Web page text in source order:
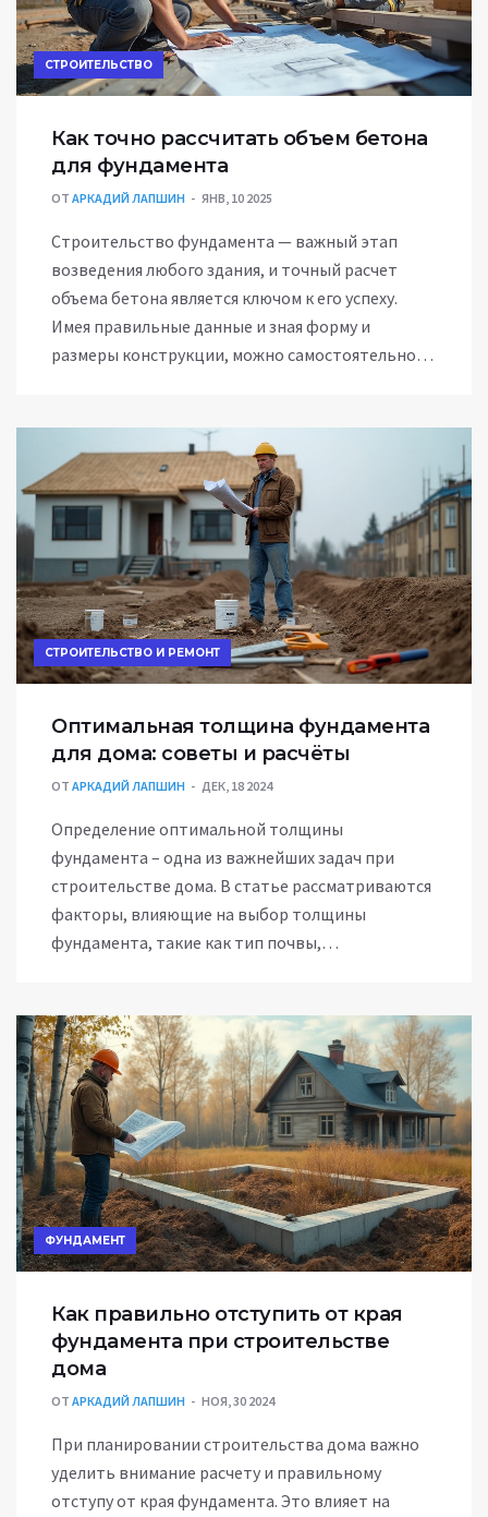
СТРОИТЕЛЬСТВО
Как точно рассчитать объем бетона
для фундамента
ОТ АРКАДИЙ ЛАПШИН ЯНВ, 10 2025
Строительство фундамента — важный этап
возведения любого здания, и точный расчет
объема бетона является ключом к его успеху.
Имея правильные данные и зная форму и
размеры конструкции, можно самостоятельно
также сэкономить время и деньги. В статье
рассматриваются простые способы расчета,
которые доступны даже новичкам.
СТРОИТЕЛЬСТВО И РЕМОНТ
Оптимальная толщина фундамента
для дома: советы и расчёты
ОТ АРКАДИЙ ЛАПШИН ДЕК, 18 2024
Определение оптимальной толщины
фундамента – одна из важнейших задач при
строительстве дома. В статье рассматриваются
факторы, влияющие на выбор толщины
фундамента, такие как тип почвы,
для самостоятельного расчёта фундамента.
Узнайте, как избежать распространённых
ошибок и увеличить долговечность вашего
дома.
ФУНДАМЕНТ
Как правильно отступить от края
фундамента при строительстве
дома
ОТ АРКАДИЙ ЛАПШИН НОЯ, 30 2024
При планировании строительства дома важно
уделить внимание расчету и правильному
отступу от края фундамента. Это влияет на